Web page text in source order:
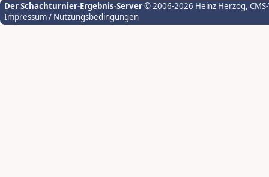
Der Schachturnier-Ergebnis-Server© 2006-2026 Heinz Herzog,
Impressum / Nutzungsbedingungen